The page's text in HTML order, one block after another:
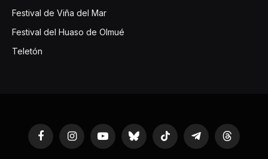
Festival de Viña del Mar
Festival del Huaso de Olmué
Teletón
FacebookInstagramYouTubeBluesky TikTok TelegramThreads